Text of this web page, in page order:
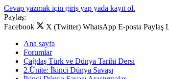
Cevap yazmak için giriş yap yada kayıt ol.
Paylaş:
Facebook
X (Twitter) WhatsApp E-posta Paylaş
Ana sayfa
Forumlar
Çağdaş Türk ve Dünya Tarihi Dersi
2.Ünite: İkinci Dünya Savaşı